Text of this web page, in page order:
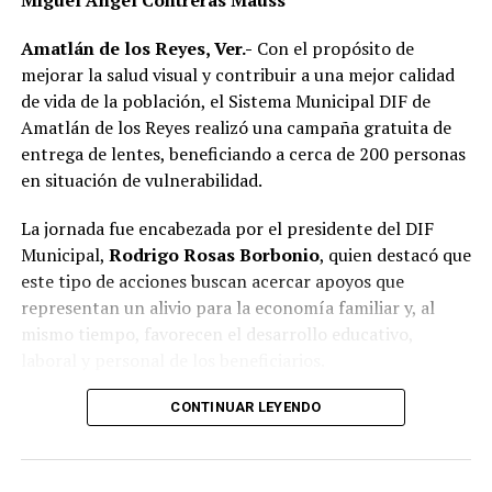
presunto abuso de autoridad.
Si bien especialistas y organizaciones dedicadas al
bienestar animal coinciden en que los propietarios
tienen la obligación de impedir que sus mascotas
deambulen libremente por la vía pública, también
advierten que ello no significa mantenerlas
permanentemente amarradas.
La Ley de Protección a los Animales para el Estado de
Veracruz tiene como objetivo garantizar el bienestar, el
trato digno y evitar el maltrato y la crueldad hacia los
animales.
diversos actos de maltrato y crueldad, por lo que
mantener a un perro atado de forma permanente, sin
Amatlán de los Reyes, Ver.- Con el propósito de
mejorar la salud visual y contribuir a una mejor calidad
de vida de la población, el Sistema Municipal DIF de
Amatlán de los Reyes realizó una campaña gratuita de
entrega de lentes, beneficiando a cerca de 200 personas
en situación de vulnerabilidad.
La jornada fue encabezada por el presidente del DIF
Municipal, Rodrigo Rosas Borbonio, quien destacó que
este tipo de acciones buscan acercar apoyos que
representan un alivio para la economía familiar y, al
mismo tiempo, favorecen el desarrollo educativo,
Durante la campaña fueron atendidas niñas, niños,
mayores, quienes previamente se sometieron a
CONTINUAR LEYENDO